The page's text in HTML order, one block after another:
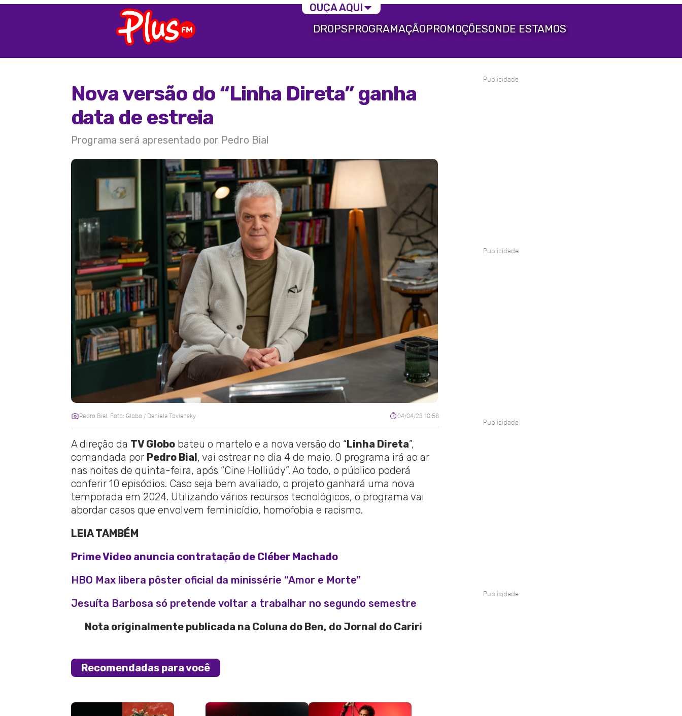
DROPSPROGRAMAÇÃOPROMOÇÕESONDE ESTAMOS
Nova versão do “Linha Direta” ganha
data de estreia
Programa será apresentado por Pedro Bial
Pedro Bial. Foto: Globo / Daniela Toviansky 04/04/23 10:58
A direção da TV Globobateu o martelo e a nova versão do “Linha Direta”,
comandada por Pedro Bial, vai estrear no dia 4 de maio. O programa irá ao ar
nas noites de quinta-feira, após “Cine Holliúdy”. Ao todo, o público poderá
conferir 10 episódios. Caso seja bem avaliado, o projeto ganhará uma nova
temporada em 2024. Utilizando vários recursos tecnológicos, o programa vai
abordar casos que envolvem feminicídio, homofobia e racismo.
LEIA TAMBÉM
Prime Video anuncia contratação de Cléber Machado
HBO Max libera pôster oficial da minissérie “Amor e Morte”
Jesuíta Barbosa só pretende voltar a trabalhar no segundo semestre
Nota originalmente publicada na Coluna do Ben, do Jornal do Cariri
Recomendadas para você
Publicidade
Publicidade
Publicidade
Publicidade
OUÇA AQUI